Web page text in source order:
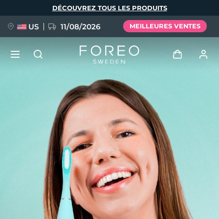
DÉCOUVREZ TOUS LES PRODUITS
US 11/08/2026 MEILLEURES VENTES
Profil de l'utilisateur
Mes appareils
Mes commandes
Mes adresses
Mes abonnements
FAQ™ Pure Beauty-Tech Elixir
BREAKING NEWS
issa™ Teeth Whitening Set
Deutsch
Español
Français
Italiano
Português
Svenska
Русский
简体中文 繁體中文